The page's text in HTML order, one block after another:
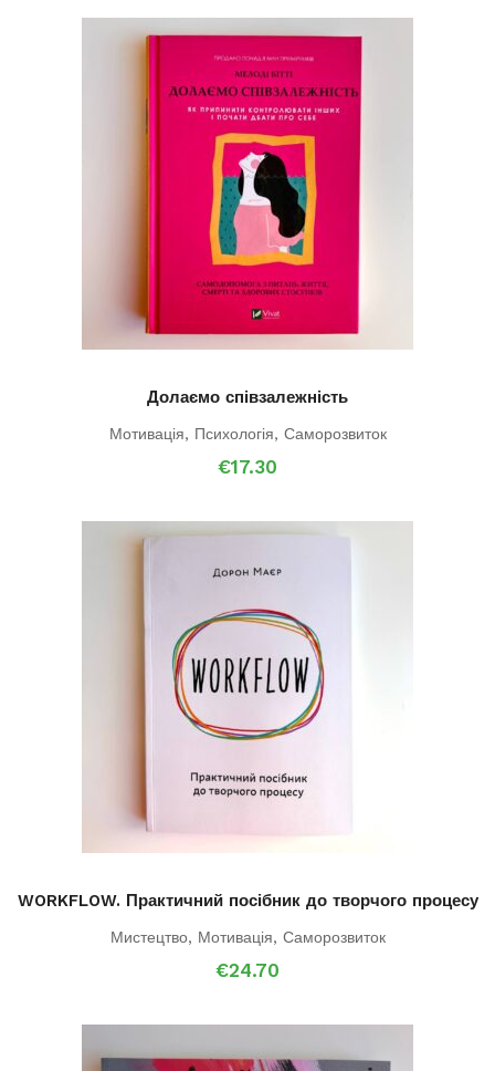
Долаємо співзалежність
Мотивація, Психологія, Саморозвиток
€17.30
WORKFLOW. Практичний посібник до творчого процесу
Мистецтво, Мотивація, Саморозвиток
€24.70